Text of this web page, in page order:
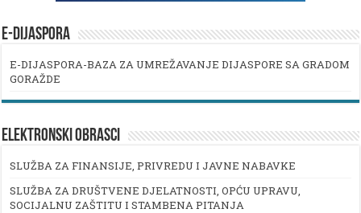
E-DIJASPORA
E-DIJASPORA-BAZA ZA UMREŽAVANJE DIJASPORE SA GRADOM
GORAŽDE
ELEKTRONSKI OBRASCI
SLUŽBA ZA FINANSIJE, PRIVREDU I JAVNE NABAVKE
SLUŽBA ZA DRUŠTVENE DJELATNOSTI, OPĆU UPRAVU,
SOCIJALNU ZAŠTITU I STAMBENA PITANJA